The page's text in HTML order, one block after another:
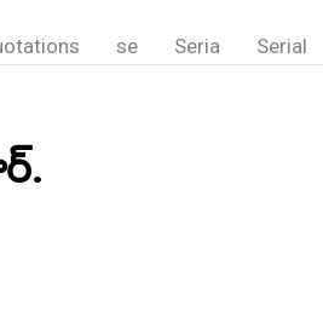
se Seria Serial